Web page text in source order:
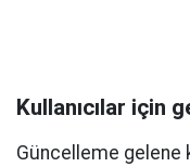
Kullanıcılar için
Güncelleme